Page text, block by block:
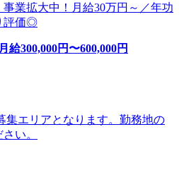
事業拡大中！月給30万円～／年功
評価◎
月給300,000円〜600,000円
エリアとなります。勤務地の
い。